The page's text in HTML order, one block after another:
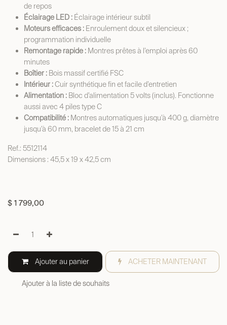
de repos
Éclairage LED : Éclairage intérieur subtil
Moteurs efficaces : Enroulement doux et silencieux ;
programmation individuelle
Remontage rapide : Montres prêtes à l’emploi après 60
minutes
Boîtier : Bois massif certifié FSC
Intérieur :Cuir synthétique fin et facile d’entretien
Alimentation : Bloc d’alimentation 5 volts (inclus). Fonctionne
aussi avec 4 piles type C
Compatibilité : Montres automatiques jusqu’à 400 g, diamètre
jusqu’à 60 mm, bracelet de 15 à 21 cm
Ref.: 5512114
Dimensions : 45,5 x 19 x 42,5 cm
$ 1 799,00
Ajouter au panier ACHETER MAINTENANT
Ajouter à la liste de souhaits